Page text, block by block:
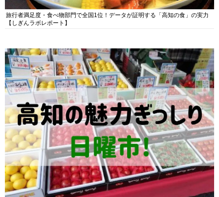
旅行者満足度・食べ物部門で全国1位！データが証明する「高知の食」の実力
【しぎんラボレポート】